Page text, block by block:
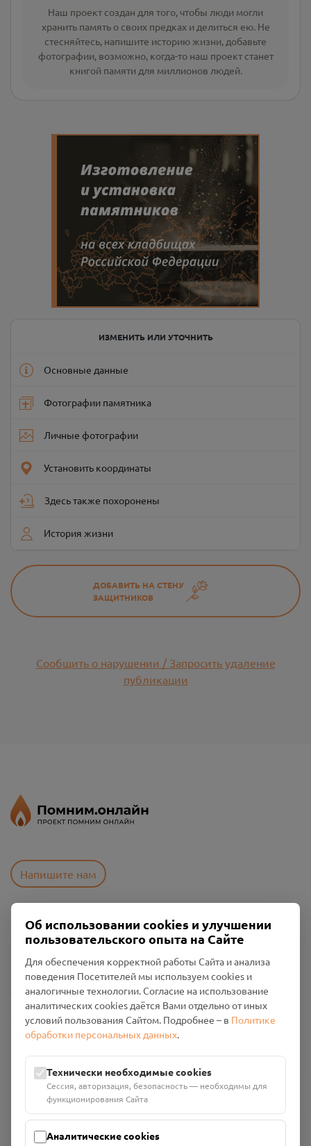
Наш проект создан для того, чтобы люди могли
хранить память о своих предках и делиться ею. Не
стесняйтесь, напишите историю жизни, добавьте
фотографии, возможно, когда-то наш проект станет
книгой памяти для миллионов людей.
ИЗМЕНИТЬ ИЛИ УТОЧНИТЬ
Основные данные
Фотографии памятника
Личные фотографии
Установить координаты
Здесь также похоронены
История жизни
ДОБАВИТЬ НА СТЕНУ
ЗАЩИТНИКОВ
Сообщить о нарушении / Запросить удаление
публикации
Напишите нам
Пользовательское соглашение
Политика конфиденциальности
Промо-материалы
Настройки cookies
Общество с ограниченной ответственностью «Смоленский
Проект Помним»
Юридический адрес: 216790, Смоленская область, р-н
Руднянский, г. Рудня, улица Западная, д. 26А, пом. 18
Номер счёта: 40702810901130004287 в АО "АЛЬФА-БАНК"
Кор. счёт: 30101810200000000593
Об использовании cookies и улучшении
пользовательского опыта на Сайте
Для обеспечения корректной работы Сайта и анализа
поведения Посетителей мы используем cookies и
аналогичные технологии. Согласие на использование
аналитических cookies даётся Вами отдельно от иных
условий пользования Сайтом. Подробнее – в Политике
обработки персональных данных.
Технически необходимые cookies
Сессия, авторизация, безопасность — необходимы для
функционирования Сайта
Аналитические cookies